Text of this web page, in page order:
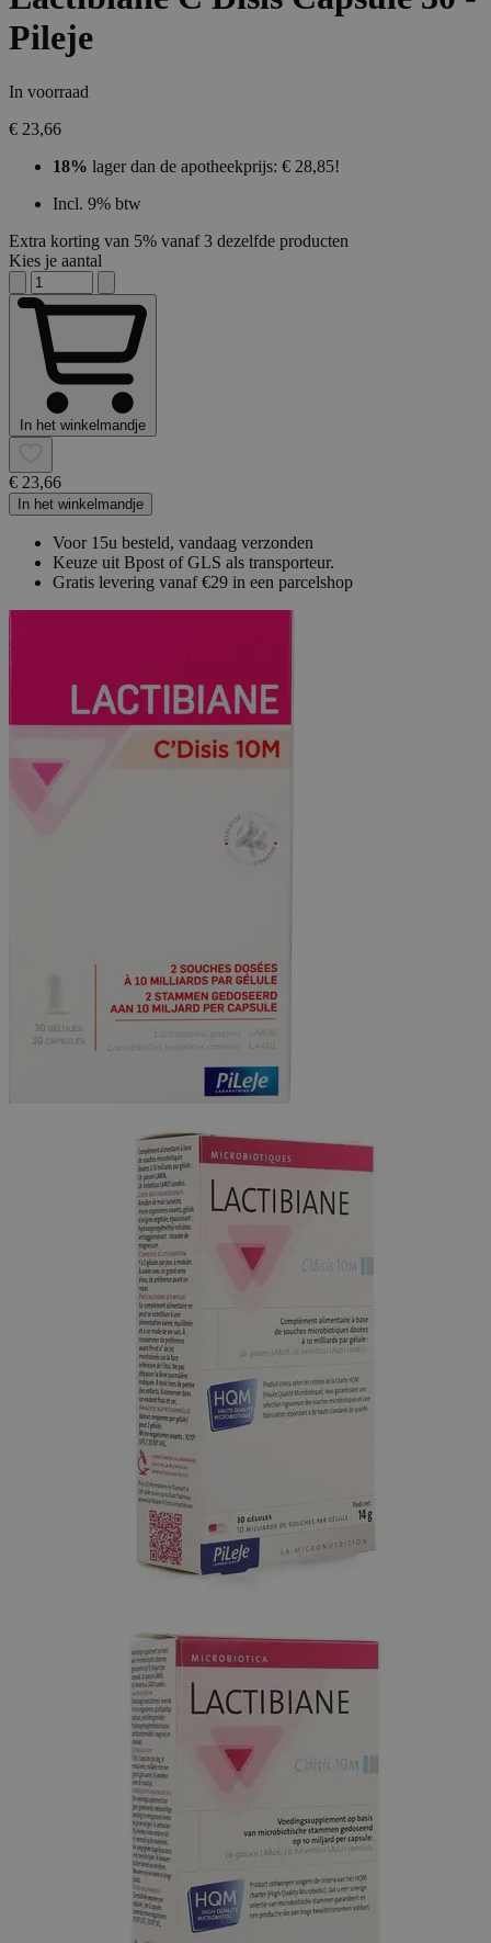
Pileje
In voorraad
€ 23,66
18% lager dan de apotheekprijs: € 28,85!
Incl. 9% btw
Extra korting van 5% vanaf 3 dezelfde producten
Kies je aantal
In het winkelmandje
€ 23,66
In het winkelmandje
Voor 15u besteld, vandaag verzonden
Keuze uit Bpost of GLS als transporteur.
Gratis levering vanaf €29 in een parcelshop